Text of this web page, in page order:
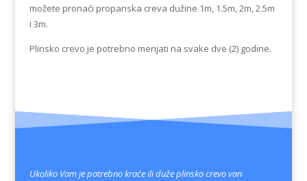
možete pronaći propanska creva dužine 1m, 1.5m, 2m, 2.5m
i 3m.
Plinsko crevo je potrebno menjati na svake dve (2) godine.
Ukoliko Vam je potrebno kraće ili duže plinsko crevo van